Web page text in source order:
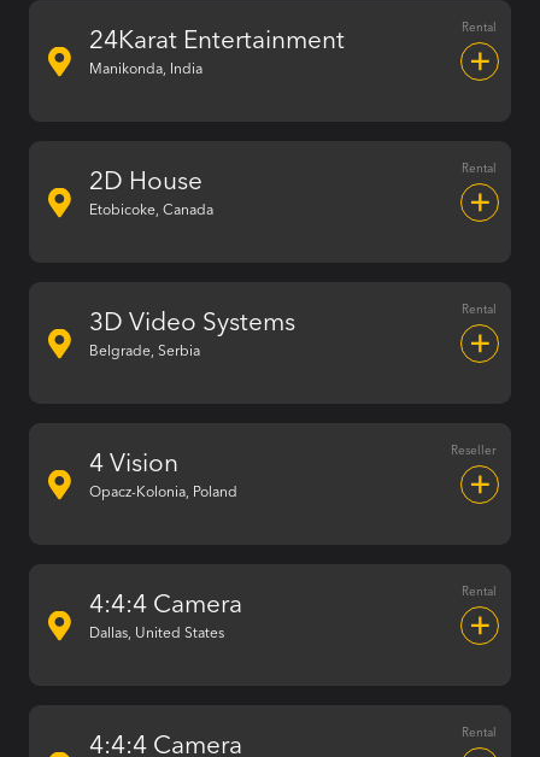
24Karat Entertainment Rental
Manikonda, India
2D House Rental
Etobicoke, Canada
3D Video Systems Rental
Belgrade, Serbia
4 Vision Reseller
Opacz-Kolonia, Poland
4:4:4 Camera Rental
Dallas, United States
4:4:4 Camera Rental